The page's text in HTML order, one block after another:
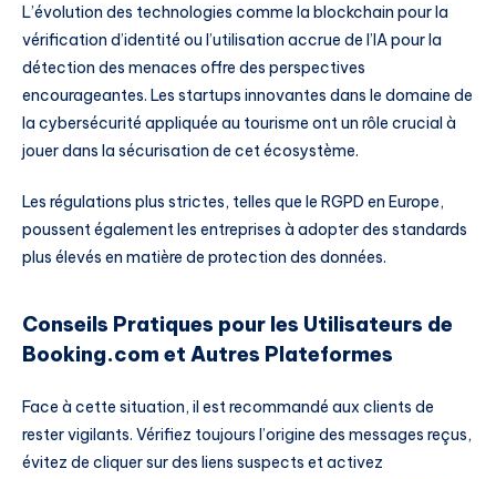
L’évolution des technologies comme la blockchain pour la
vérification d’identité ou l’utilisation accrue de l’IA pour la
détection des menaces offre des perspectives
encourageantes. Les startups innovantes dans le domaine de
la cybersécurité appliquée au tourisme ont un rôle crucial à
jouer dans la sécurisation de cet écosystème.
Les régulations plus strictes, telles que le RGPD en Europe,
poussent également les entreprises à adopter des standards
plus élevés en matière de protection des données.
Conseils Pratiques pour les Utilisateurs de
Booking.com et Autres Plateformes
Face à cette situation, il est recommandé aux clients de
rester vigilants. Vérifiez toujours l’origine des messages reçus,
évitez de cliquer sur des liens suspects et activez